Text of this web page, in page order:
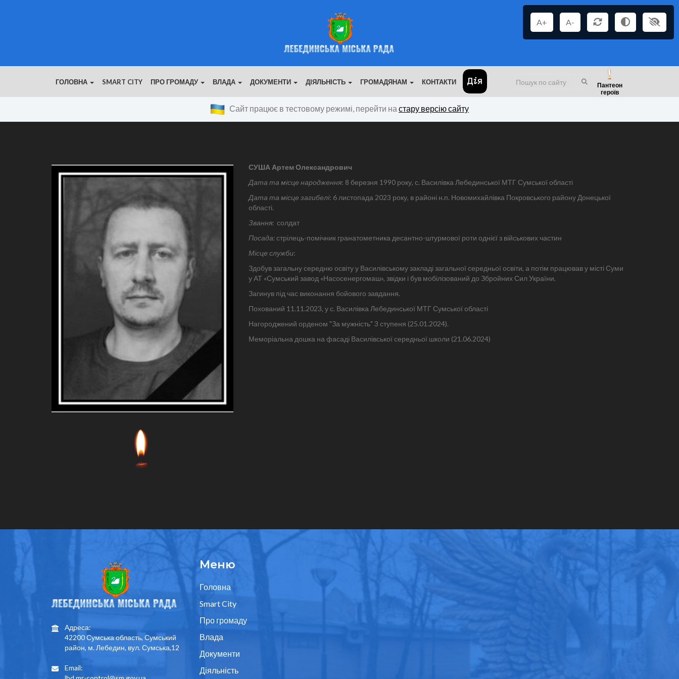
ГОЛОВНА SMART CITY ПРО ГРОМАДУ ВЛАДА ДОКУМЕНТИ ДІЯЛЬНІСТЬ ГРОМАДЯНАМ КОНТАКТИ
Пантеон
героїв
A+ A-
Сайт працює в тестовому режимі, перейти на стару версію сайту
СУША Артем Олександрович
Дата та місце народження: 8 березня 1990 року, с. Василівка Лебединської МТГ Сумської області
Дата та місце загибелі: 6 листопада 2023 року, в районі н.п. Новомихайлівка Покровського району Донецької
області.
Звання: солдат
Посада:стрілець-помічник гранатометника десантно-штурмової роти однієї з військових частин
Місце служби:
Здобув загальну середню освіту у Василівському закладі загальної середньої освіти, а потім працював у місті Суми
у АТ «Сумський завод «Насосенергомаш», звідки і був мобілізований до Збройних Сил України.
Загинув під час виконання бойового завдання.
Похований 11.11.2023, у с. Василівка Лебединської МТГ Сумської області
Нагороджений орденом "За мужність" 3 ступеня (25.01.2024).
Меморіальна дошка на фасаді Василівської середньої школи (21.06.2024)
Адреса:
42200 Сумська область, Сумський
район, м. Лебедин, вул. Сумська,12
Email:
Меню
Головна
Smart City
Про громаду
Влада
Документи
Діяльність